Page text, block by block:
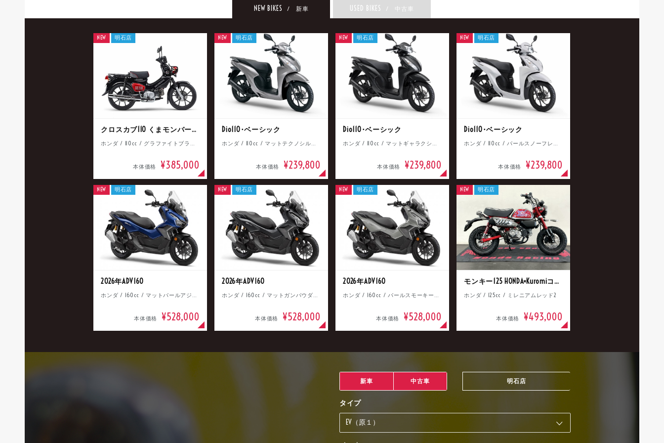
NEW BIKES / 新車 USED BIKES / 中古車
クロスカブ110 くまモンバージョン
ホンダ / 110cc / グラファイトブラック
本体価格 ¥385,000
NEW 明石店
Dio110･ベーシック
ホンダ / 110cc / マットテクノシルバーメタリック
本体価格 ¥239,800
NEW 明石店
Dio110･ベーシック
ホンダ / 110cc / マットギャラクシーブラックメタリック
本体価格 ¥239,800
NEW 明石店
Dio110･ベーシック
ホンダ / 110cc / パールスノーフレークホワイト
本体価格 ¥239,800
NEW 明石店
2026年ADV160
ホンダ / 160cc / マットパールアジャイルブルー
本体価格 ¥528,000
NEW 明石店
2026年ADV160
ホンダ / 160cc / マットガンパウダーブラックメタリック
本体価格 ¥528,000
NEW 明石店
2026年ADV160
ホンダ / 160cc / パールスモーキーグレー
本体価格 ¥528,000
NEW 明石店
モンキー125 HONDA×Kuromiコラボ
ホンダ / 125cc / ミレニアムレッド2
本体価格 ¥493,000
NEW 明石店
新車 中古車 明石店
タイプ